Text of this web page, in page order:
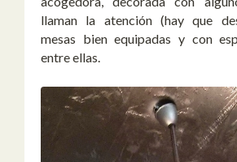
llaman la atención (hay que
mesas bien equipadas y con
entre ellas.